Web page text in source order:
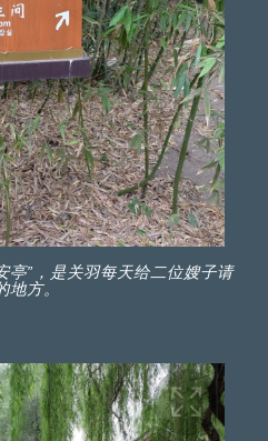
亭”，是关羽每天给二位嫂子请
地方。